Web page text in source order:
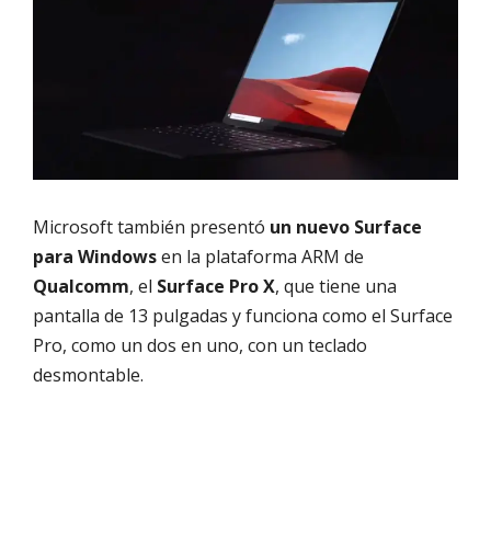
Microsoft también presentó un nuevo Surface
para Windowsen la plataforma ARM de
Qualcomm, el Surface Pro X, que tiene una
pantalla de 13 pulgadas y funciona como el Surface
Pro, como un dos en uno, con un teclado
desmontable.